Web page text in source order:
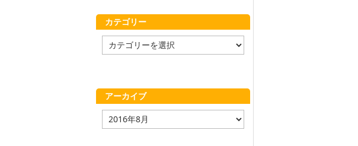
カテゴリー
テ
ー
アーカイブ
ア
ー